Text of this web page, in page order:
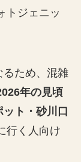
トジェニッ
るため、混雑
年の見頃
ト・砂川口
行く人向け